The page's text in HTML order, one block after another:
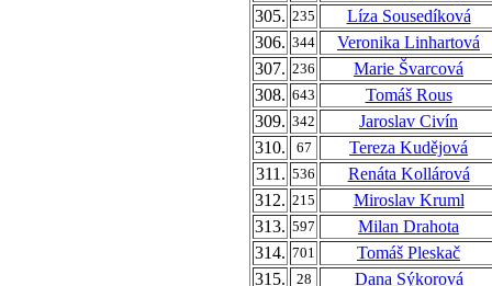
305. 235
Líza Sousedíková
306. 344
Veronika Linhartová
307. 236
Marie Švarcová
308. 643
Tomáš Rous
309. 342
Jaroslav Civín
310.
67
Tereza Kudějová
311. 536
Renáta Kollárová
312. 215
Miroslav Kruml
313. 597
Milan Drahota
314. 701
Tomáš Pleskač
315.
28
Dana Sýkorová